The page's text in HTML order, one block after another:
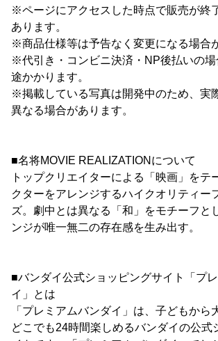
※ページにアクセスした時点で販売が終
あります。
※商品仕様等は予告なく変更になる場合
※代引き・コンビニ決済・NP後払いの場
途かかります。
※掲載している写真は開発中のため、実
異なる場合があります。
■名将MOVIE REALIZATIONについて
トップクリエイターによる「映画」をテ
クターをアレンジするハイクオリティー
ズ。劇中とは異なる「和」をモチーフと
ンジが唯一無二の存在感を生み出す。
■バンダイ公式ショッピングサイト「プ
イ」とは
「プレミアムバンダイ」は、子どもから
どこでも24時間楽しめるバンダイの公式